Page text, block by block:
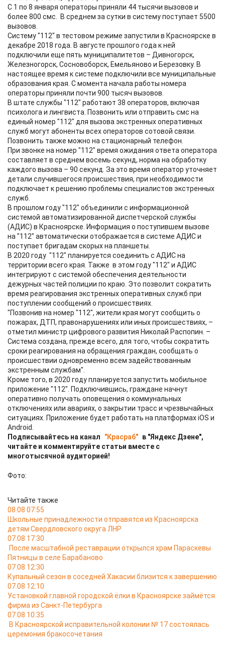
С 1 по 8 января операторы приняли 44 тысячи вызовов и
более 800 смс. В среднем за сутки в систему поступает 5500
вызовов.
Систему "112" в тестовом режиме запустили в Красноярске в
декабре 2018 года. В августе прошлого года к ней
подключили еще пять муниципалитетов – Дивногорск,
Железногорск, Сосновоборск, Емельяново и Березовку. В
настоящее время к системе подключили все муниципальные
образования края. С момента начала работы номера
операторы приняли почти 900 тысяч вызовов.
В штате службы "112" работают 38 операторов, включая
психолога и лингвиста. Позвонить или отправить смс на
единый номер "112" для вызова экстренных оперативных
служб могут абоненты всех операторов сотовой связи.
Позвонить также можно на стационарный телефон.
При звонке на номер "112" время ожидания ответа оператора
составляет в среднем восемь секунд, норма на обработку
каждого вызова – 90 секунд. За это время оператор уточняет
детали случившегося происшествия, при необходимости
подключает к решению проблемы специалистов экстренных
служб.
В прошлом году "112" объединили с информационной
системой автоматизированной диспетчерской службы
(АДИС) в Красноярске. Информация о поступившем вызове
на "112" автоматически отображается в системе АДИС и
поступает бригадам скорых на планшеты.
В 2020 году "112" планируется соединить с АДИС на
территории всего края. Также в этом году "112" и АДИС
интегрируют с системой обеспечения деятельности
дежурных частей полиции по краю. Это позволит сократить
время реагирования экстренных оперативных служб при
поступлении сообщений о происшествиях.
"Позвонив на номер "112", жители края могут сообщить о
пожарах, ДТП, правонарушениях или иных происшествиях, –
отметил министр цифрового развития Николай Распопин. –
Система создана, прежде всего, для того, чтобы сократить
сроки реагирования на обращения граждан, сообщать о
происшествии одновременно всем задействованным
экстренным службам".
Кроме того, в 2020 году планируется запустить мобильное
приложение "112". Подключившись, граждане начнут
оперативно получать оповещения о коммунальных
отключениях или авариях, о закрытии трасс и чрезвычайных
ситуациях. Приложение будет работать на платформах iOS и
Android.
Подписывайтесь на канал
"Красраб" в "Яндекс Дзене",
читайте и комментируйте статьи вместе с
многотысячной аудиторией!
Фото:
Читайте также
08.08 07:55
Школьные принадлежности отправятся из Красноярска
детям Свердловского округа ЛНР
07.08 17:30
После масштабной реставрации открылся храм Параскевы
Пятницы в селе Барабаново
07.08 12:30
Купальный сезон в соседней Хакасии близится к завершению
07.08 12:10
Установкой главной городской ёлки в Красноярске займётся
фирма из Санкт-Петербурга
07.08 10:35
В Красноярской исправительной колонии № 17 состоялась
церемония бракосочетания